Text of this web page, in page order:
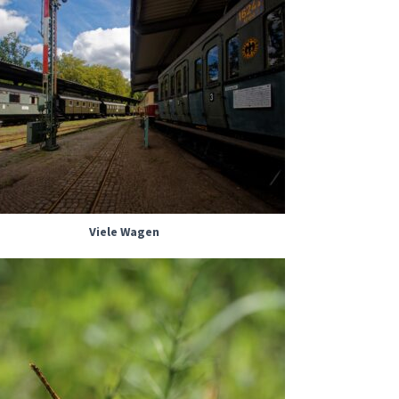
Viele Wagen